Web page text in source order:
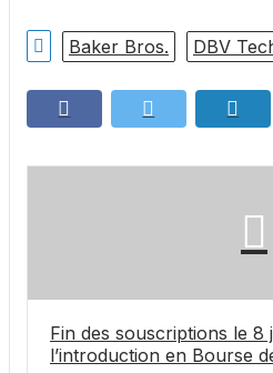
Baker Bros. DBV
Fin des souscriptions le 8
l’introduction en Bourse